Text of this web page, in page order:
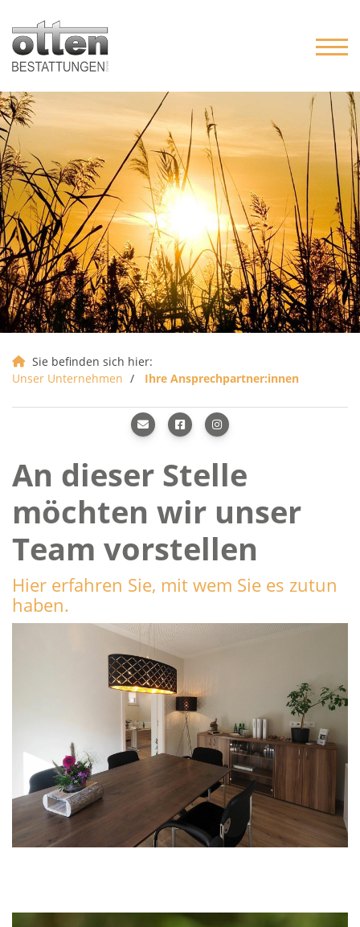
Sie befinden sich hier:
Unser Unternehmen
Ihre Ansprechpartner:innen
An dieser Stelle
möchten wir unser
Team vorstellen
Hier erfahren Sie, mit wem Sie es zutun
haben.